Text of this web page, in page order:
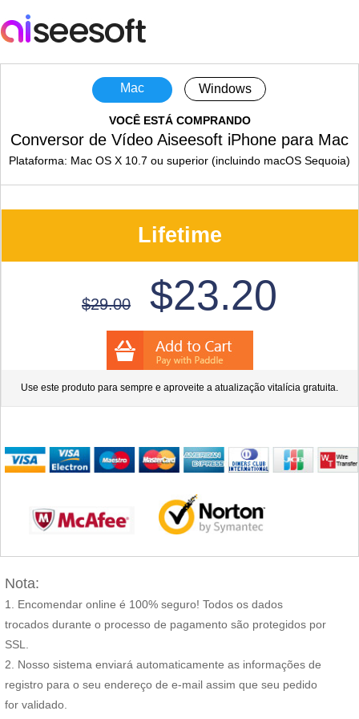
Mac Windows
VOCÊ ESTÁ COMPRANDO
Conversor de Vídeo Aiseesoft iPhone para Mac
Plataforma: Mac OS X 10.7 ou superior (incluindo macOS Sequoia)
Lifetime
$29.00 $23.20
Use este produto para sempre e aproveite a atualização vitalícia gratuita.
Nota:
Encomendar online é 100% seguro! Todos os dados
trocados durante o processo de pagamento são protegidos por
SSL.
Nosso sistema enviará automaticamente as informações de
registro para o seu endereço de e-mail assim que seu pedido
for validado.